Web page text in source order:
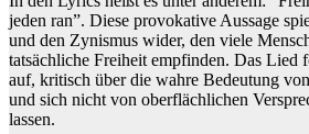
jeden ran”. Diese provokative Aussage
und den Zynismus wider, den viele
tatsächliche Freiheit empfinden. Das Lied
auf, kritisch über die wahre Bedeutung
und sich nicht von oberflächlichen
lassen.